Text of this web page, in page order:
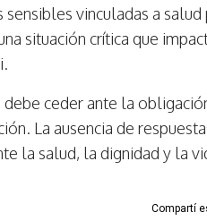
vinculadas a
situación crítica que
debe ceder ante la
La ausencia de
la salud, la dignidad y la
Compartí